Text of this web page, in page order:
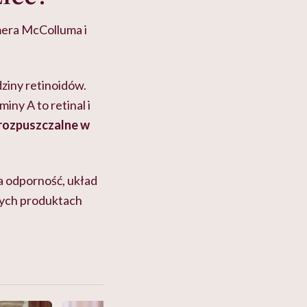
McColluma i
retinoidów.
A to retinal i
w
układ
produktach